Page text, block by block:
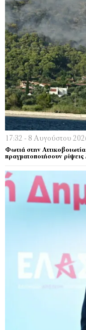
17:32 - 8 Αυγούστου
Φωτιά στην
πραγματοποιήσουν